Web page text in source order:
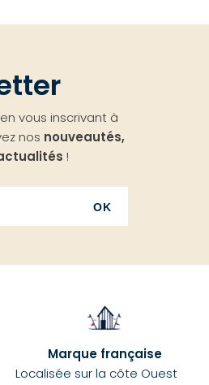
vous inscrivant à
nos nouveautés,
!
OK
Marque française
Localisée sur la côte Ouest